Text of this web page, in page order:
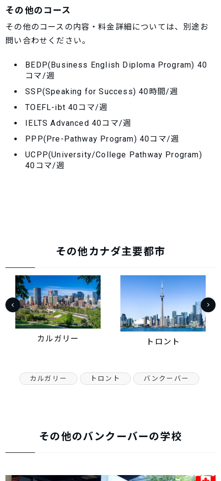
その他のコース
その他のコースの内容・料金詳細については、別途お
問い合わせください。
BEDP(Business English Diploma Program) 40
コマ/週
SSP(Speaking for Success) 40時間/週
TOEFL-ibt 40コマ/週
IELTS Advanced 40コマ/週
PPP(Pre-Pathway Program) 40コマ/週
UCPP(University/College Pathway Program)
40コマ/週
その他カナダ主要都市
カルガリー トロント
カルガリー トロント バンクーバー
その他のバンクーバーの学校